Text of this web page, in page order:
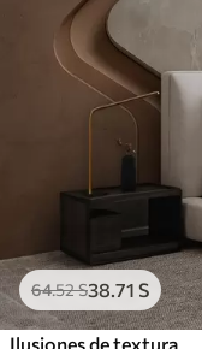
64.52S38.71 S
Ilusiones de textura